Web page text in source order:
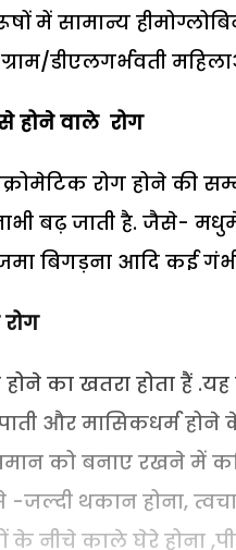
में सामान्य
डीएलगर्भवती
होने वाले रोग
रोग होने की
बढ़ जाती है. जैसे-
बिगड़ना आदि कई
का खतरा होता हैं
और मासिकधर्म
को बनाए रखने में
थकान होना,
काले घेरे होना